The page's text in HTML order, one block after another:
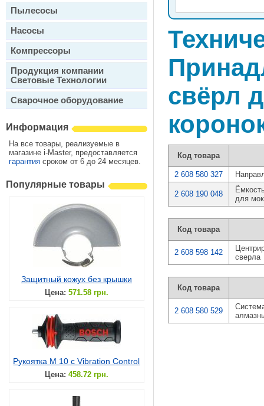
Пылесосы
Насосы
Компрессоры
Продукция компании
Световые Технологии
Сварочное оборудование
Информация
На все товары, реализуемые в
магазине i-Master, предоставляется
гарантия сроком от 6 до 24 месяцев.
Популярные товары
Защитный кожух без крышки
Цена: 571.58 грн.
Рукоятка M 10 с Vibration Control
Цена: 458.72 грн.
свёрл
Код товара
2 608 580 327
2 608 190 048
для
Код товара
2 608 598 142
сверла
Код товара
2 608 580 529